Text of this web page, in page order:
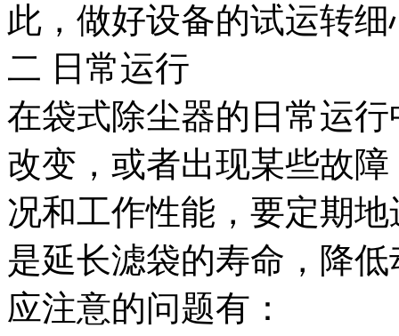
此，做好设备的试运转
二 日常运行
在袋式除尘器的日常运
改变，或者出现某些故
况和工作性能，要定期
是延长滤袋的寿命，降
应注意的问题有：